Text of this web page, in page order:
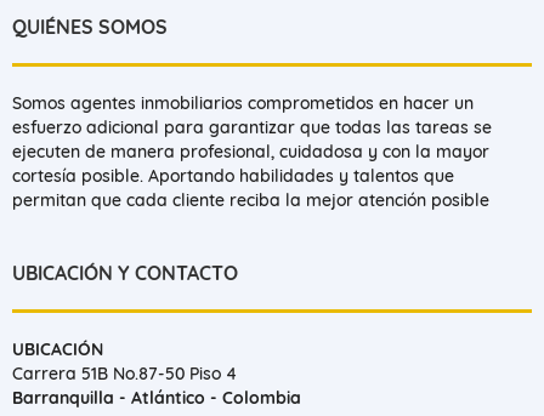
QUIÉNES SOMOS
Somos agentes inmobiliarios comprometidos en hacer un
esfuerzo adicional para garantizar que todas las tareas se
ejecuten de manera profesional, cuidadosa y con la mayor
cortesía posible. Aportando habilidades y talentos que
permitan que cada cliente reciba la mejor atención posible
UBICACIÓN Y CONTACTO
UBICACIÓN
Carrera 51B No.87-50 Piso 4